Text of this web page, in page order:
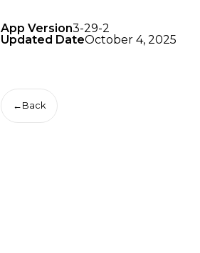
App Version3-29-2
Updated DateOctober 4, 2025
← Back